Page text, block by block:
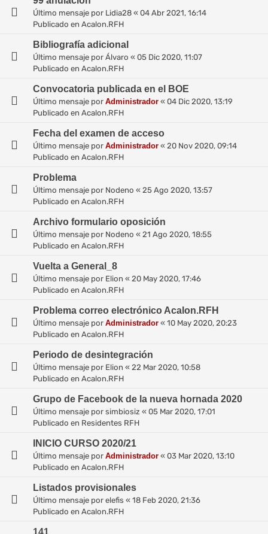
Último mensaje por Lidia28 « 04 Abr 2021, 16:14
Publicado en Acalon.RFH
Bibliografía adicional
Último mensaje por Álvaro « 05 Dic 2020, 11:07
Publicado en Acalon.RFH
Convocatoria publicada en el BOE
Último mensaje por Administrador « 04 Dic 2020, 13:19
Publicado en Acalon.RFH
Fecha del examen de acceso
Último mensaje por Administrador « 20 Nov 2020, 09:14
Publicado en Acalon.RFH
Problema
Último mensaje por Nodeno « 25 Ago 2020, 13:57
Publicado en Acalon.RFH
Archivo formulario oposición
Último mensaje por Nodeno « 21 Ago 2020, 18:55
Publicado en Acalon.RFH
Vuelta a General_8
Último mensaje por Elion « 20 May 2020, 17:46
Publicado en Acalon.RFH
Problema correo electrónico Acalon.RFH
Último mensaje por Administrador « 10 May 2020, 20:23
Publicado en Acalon.RFH
Periodo de desintegración
Último mensaje por Elion « 22 Mar 2020, 10:58
Publicado en Acalon.RFH
Grupo de Facebook de la nueva hornada 2020
Último mensaje por simbiosiz « 05 Mar 2020, 17:01
Publicado en Residentes RFH
INICIO CURSO 2020/21
Último mensaje por Administrador « 03 Mar 2020, 13:10
Publicado en Acalon.RFH
Listados provisionales
Último mensaje por elefis « 18 Feb 2020, 21:36
Publicado en Acalon.RFH